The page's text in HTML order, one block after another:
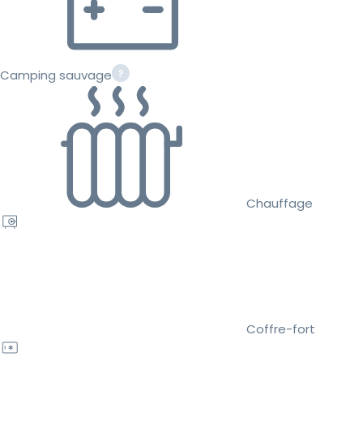
Camping sauvage
Chauffage
Coffre-fort